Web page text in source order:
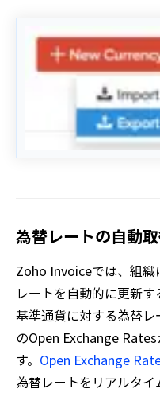
為替レートの自動
Zoho Invoiceでは、組織
レートを自動的に更新
基準通貨に対する為替
のOpen Exchange
す。 Open Exchange
為替レートをリアルタイ